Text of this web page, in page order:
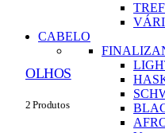
CABELO
OLHOS
2 Produtos